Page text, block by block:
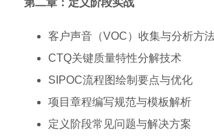
第二章：定义阶段实战
客户声音（VOC）收集与分析方
CTQ关键质量特性分解技术
SIPOC流程图绘制要点与优化
项目章程编写规范与模板解析
定义阶段常见问题与解决方案